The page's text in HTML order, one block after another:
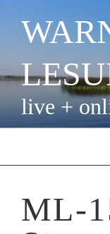
Inhalt
springen
live +
ML-